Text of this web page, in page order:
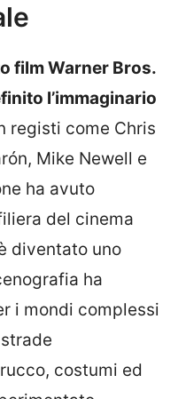
film Warner Bros.
l’immaginario
registi come Chris
Mike Newell e
ha avuto
del cinema
diventato uno
ha
i mondi complessi
costumi ed